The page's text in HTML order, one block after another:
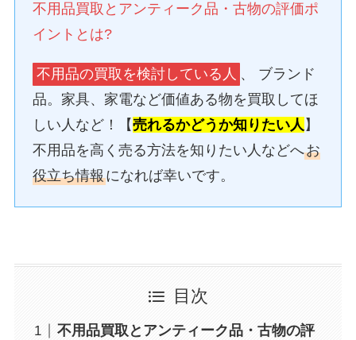
不用品買取とアンティーク品・古物の評価ポ
イントとは?
不用品の買取を検討している人 、 ブランド
品。家具、家電など価値ある物を買取してほ
しい人など！【売れるかどうか知りたい人 】
不用品を高く売る方法を知りたい人などへお
役立ち情報になれば幸いです。
目次
不用品買取とアンティーク品・古物の評